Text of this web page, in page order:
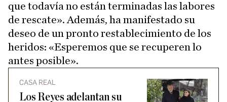
que todavía no están terminadas las labores
de rescate». Además, ha manifestado su
deseo de un pronto restablecimiento de los
heridos: «Esperemos que se recuperen lo
antes posible».
CASA REAL
Los Reyes adelantan su